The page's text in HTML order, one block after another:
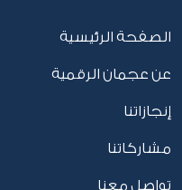
الصفحة الرئيسية
عن عجمان الرقمية
إنجازاتنا
مشاركاتنا
تواصل معنا